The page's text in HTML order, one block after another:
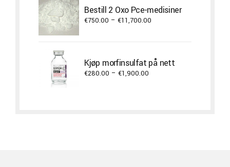
€3,000.00
Bestill 2 Oxo Pce-medisiner
€750.00 – €11,700.00
€11,700.00
Kjøp morfinsulfat på nett
€280.00 – €1,900.00